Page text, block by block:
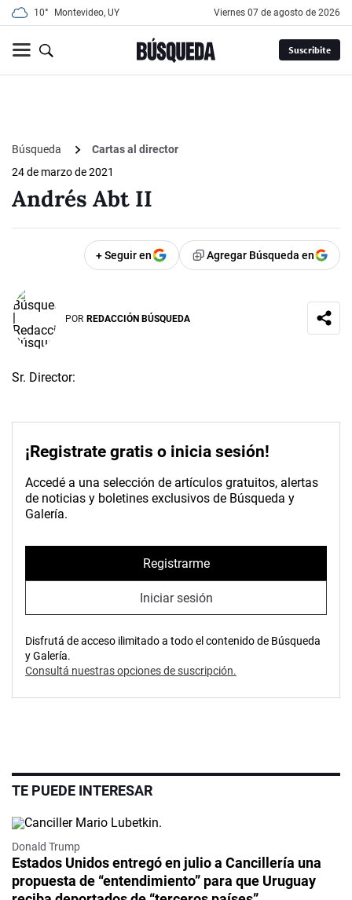
10° Montevideo, UY viernes 07 de agosto de 2026
Suscribite
Búsqueda
Cartas al director
24 de marzo de 2021
Andrés Abt II
+ Seguir en Agregar Búsqueda en
POR REDACCIÓN BÚSQUEDA
Sr. Director:
¡Registrate gratis o inicia sesión!
Accedé a una selección de artículos gratuitos, alertas
de noticias y boletines exclusivos de Búsqueda y
Galería.
Registrarme
Iniciar sesión
Disfrutá de acceso ilimitado a todo el contenido de Búsqueda
y Galería.
Consultá nuestras opciones de suscripción.
TE PUEDE INTERESAR
Donald Trump
Estados Unidos entregó en julio a Cancillería una
propuesta de “entendimiento” para que Uruguay